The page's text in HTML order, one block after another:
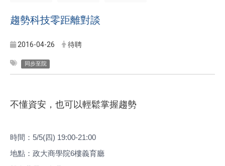
趨勢科技零距離對談
2016-04-26 待聘
同步至院
不懂資安，也可以輕鬆掌握趨勢
時間： 5/5(四) 19:00-21:00
地點：政大商學院6樓義育廳